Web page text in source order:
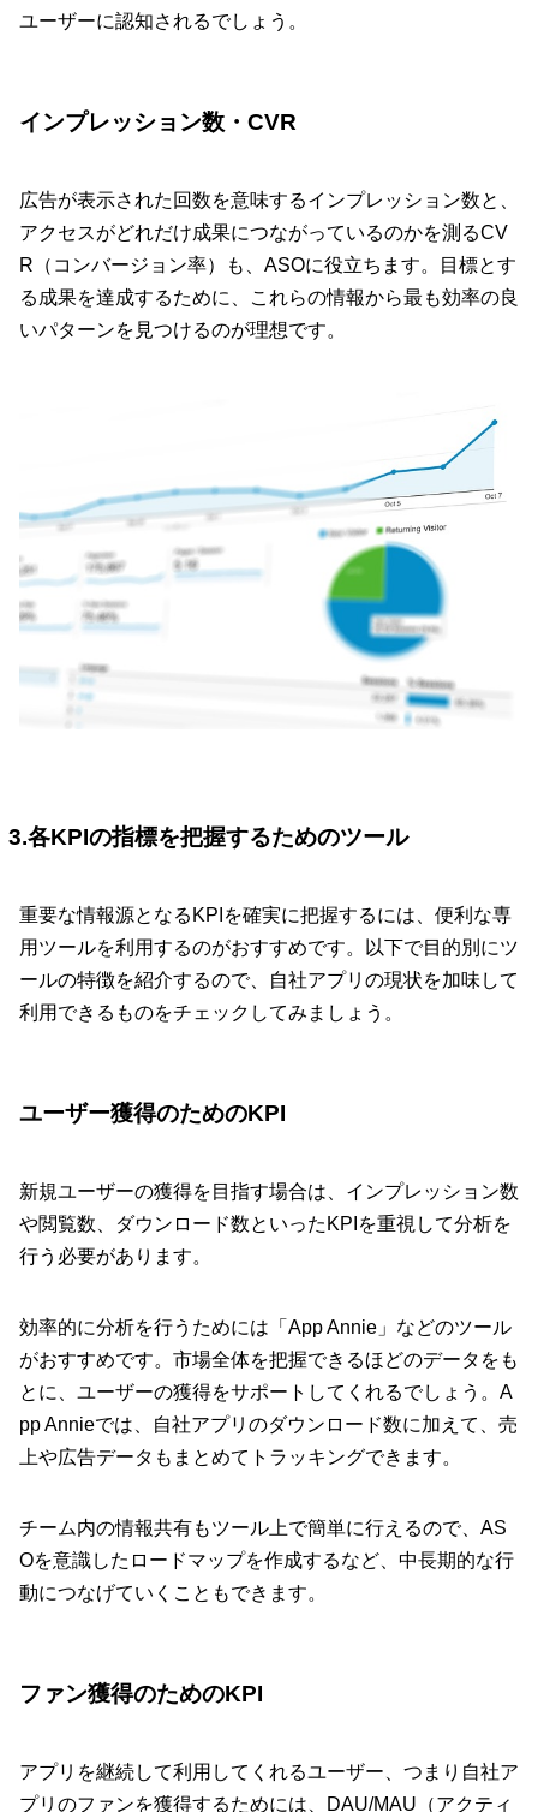
ユーザーに認知されるでしょう。
インプレッション数・CVR
広告が表示された回数を意味するインプレッション数と、
アクセスがどれだけ成果につながっているのかを測るCV
R（コンバージョン率）も、ASOに役立ちます。目標とす
る成果を達成するために、これらの情報から最も効率の良
いパターンを見つけるのが理想です。
3.各KPIの指標を把握するためのツール
重要な情報源となるKPIを確実に把握するには、便利な専
用ツールを利用するのがおすすめです。以下で目的別にツ
ールの特徴を紹介するので、自社アプリの現状を加味して
利用できるものをチェックしてみましょう。
ユーザー獲得のためのKPI
新規ユーザーの獲得を目指す場合は、インプレッション数
や閲覧数、ダウンロード数といったKPIを重視して分析を
行う必要があります。
効率的に分析を行うためには「App Annie」などのツール
がおすすめです。市場全体を把握できるほどのデータをも
とに、ユーザーの獲得をサポートしてくれるでしょう。A
pp Annieでは、自社アプリのダウンロード数に加えて、売
上や広告データもまとめてトラッキングできます。
チーム内の情報共有もツール上で簡単に行えるので、AS
Oを意識したロードマップを作成するなど、中長期的な行
動につなげていくこともできます。
ファン獲得のためのKPI
アプリを継続して利用してくれるユーザー、つまり自社ア
プリのファンを獲得するためには、DAU/MAU（アクティ